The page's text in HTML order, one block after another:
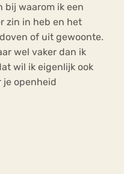
bij waarom ik een
zin in heb en het
of uit gewoonte.
wel vaker dan ik
wil ik eigenlijk ook
je openheid